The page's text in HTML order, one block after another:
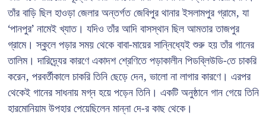
তাঁর বাড়ি ছিল হাওড়া জেলার অন্তর্গত জেবিপুর থানার ইসলামপুর গ্রামে, যা
‘পানপুর’ নামেই খ্যাত। যদিও তাঁর আদি বাসস্থান ছিল আমতার তাজপুর
গ্রামে। স্কুলে পড়ার সময় থেকে বাবা-মায়ের সান্নিধ্যেই শুরু হয় তাঁর গানের
তালিম। দারিদ্র্যের কারণে একাদশ শ্রেণিতে পড়াকালীন পিডব্লিউডি-তে চাকরি
করেন, পরবর্তীকালে চাকরি তিনি ছেড়ে দেন, ভালো না লাগার কারণে। এরপর
থেকেই গানের সাধনায় মগ্ন হয়ে পড়েন তিনি। একটি অনুষ্ঠানে গান গেয়ে তিনি
হারমোনিয়াম উপহার পেয়েছিলেন মান্না দে-র কাছ থেকে।